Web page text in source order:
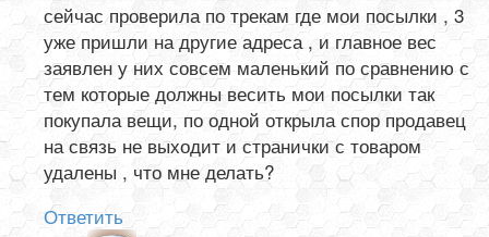
сейчас проверила по трекам где мои посылки , 3
уже пришли на другие адреса , и главное вес
заявлен у них совсем маленький по сравнению с
тем которые должны весить мои посылки так
покупала вещи, по одной открыла спор продавец
на связь не выходит и странички с товаром
удалены , что мне делать?
Ответить